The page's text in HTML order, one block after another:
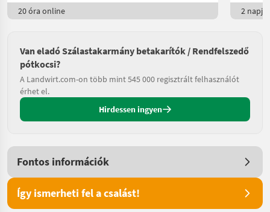
20 óra online 2 napja
Van eladó Szálastakarmány betakarítók / Rendfelszedő
pótkocsi?
A Landwirt.com-on több mint 545 000 regisztrált felhasználót
érhet el.
Hirdessen ingyen
Fontos információk
Így ismerheti fel a csalást!